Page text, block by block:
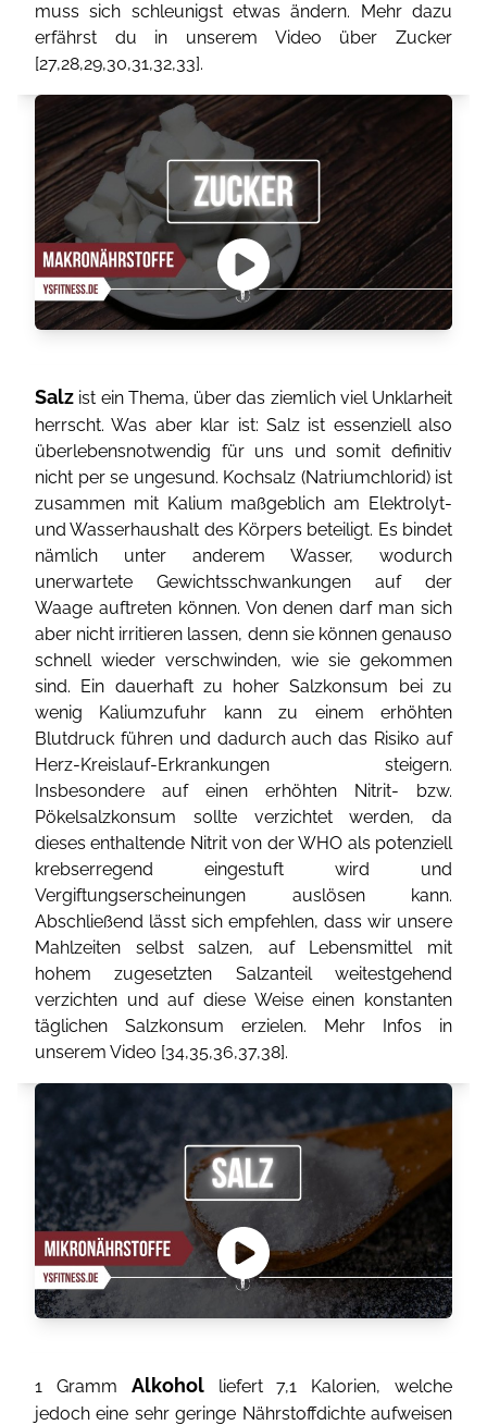
muss sich schleunigst etwas ändern. Mehr dazu
erfährst du in unserem Video über Zucker
[27,28,29,30,31,32,33].
Salz ist ein Thema, über das ziemlich viel Unklarheit
herrscht. Was aber klar ist: Salz ist essenziell also
überlebensnotwendig für uns und somit definitiv
nicht per se ungesund. Kochsalz (Natriumchlorid) ist
zusammen mit Kalium maßgeblich am Elektrolyt-
und Wasserhaushalt des Körpers beteiligt. Es bindet
nämlich unter anderem Wasser, wodurch
unerwartete Gewichtsschwankungen auf der
Waage auftreten können. Von denen darf man sich
aber nicht irritieren lassen, denn sie können genauso
schnell wieder verschwinden, wie sie gekommen
sind. Ein dauerhaft zu hoher Salzkonsum bei zu
wenig Kaliumzufuhr kann zu einem erhöhten
Blutdruck führen und dadurch auch das Risiko auf
Herz-Kreislauf-Erkrankungen steigern.
Insbesondere auf einen erhöhten Nitrit- bzw.
Pökelsalzkonsum sollte verzichtet werden, da
dieses enthaltende Nitrit von der WHO als potenziell
krebserregend eingestuft wird und
Vergiftungserscheinungen auslösen kann.
Abschließend lässt sich empfehlen, dass wir unsere
Mahlzeiten selbst salzen, auf Lebensmittel mit
hohem zugesetzten Salzanteil weitestgehend
verzichten und auf diese Weise einen konstanten
täglichen Salzkonsum erzielen. Mehr Infos in
unserem Video [34,35,36,37,38].
1 Gramm Alkoholliefert 7,1 Kalorien, welche
jedoch eine sehr geringe Nährstoffdichte aufweisen